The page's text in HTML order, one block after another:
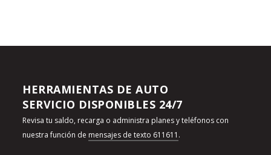
HERRAMIENTAS DE AUTO
SERVICIO DISPONIBLES 24/7
Revisa tu saldo, recarga o administra planes y teléfonos con
nuestra función de mensajes de texto 611611 .